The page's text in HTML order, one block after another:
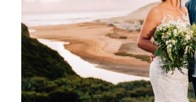
SOBRE
CONTATO